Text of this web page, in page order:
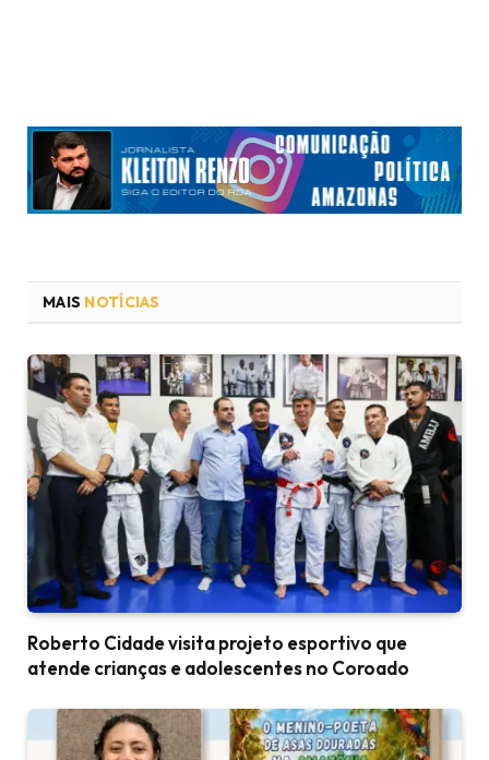
MAIS NOTÍCIAS
Roberto Cidade visita projeto esportivo que
atende crianças e adolescentes no Coroado